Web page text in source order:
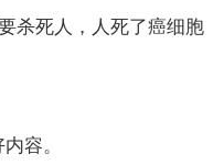
死人，人死了癌细胞
容。